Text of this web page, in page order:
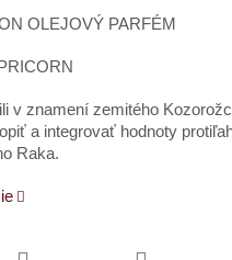
OLEJOVÝ PARFÉM
v znamení zemitého
a integrovať hodnoty
Raka.